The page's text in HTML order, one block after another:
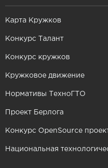
Карта Кружков
Конкурс Талант
Конкурс кружков
Кружковое движение
Нормативы ТехноГТО
Проект Берлога
Конкурс OpenSource
Национальная